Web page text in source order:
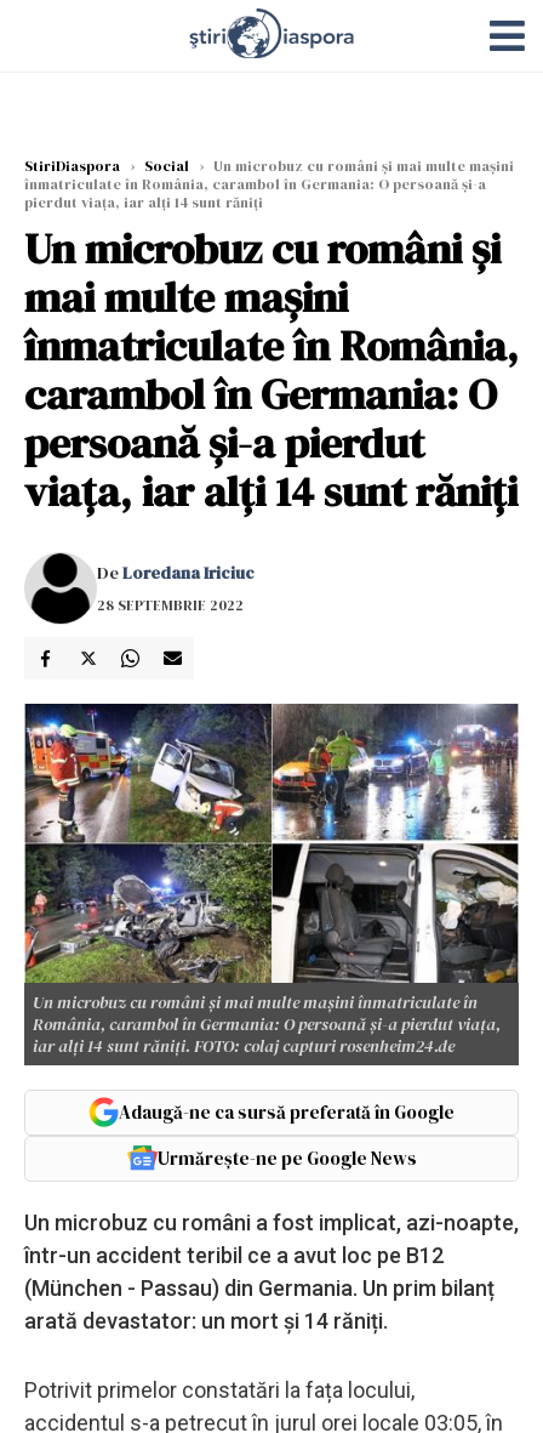
StiriDiaspora › Social › Un microbuz cu români și mai multe mașini
înmatriculate în România, carambol în Germania: O persoană și-a
pierdut viața, iar alți 14 sunt răniți
Un microbuz cu români și
mai multe mașini
înmatriculate în România,
carambol în Germania: O
persoană și-a pierdut
viața, iar alți 14 sunt răniți
DeLoredana Iriciuc
28 SEPTEMBRIE 2022
Un microbuz cu români și mai multe mașini înmatriculate în
România, carambol în Germania: O persoană și-a pierdut viața,
iar alți 14 sunt răniți. FOTO: colaj capturi rosenheim24.de
Adaugă-ne ca sursă preferată în Google
Urmărește-ne pe Google News
Un microbuz cu români a fost implicat, azi-noapte,
într-un accident teribil ce a avut loc pe B12
(München - Passau) din Germania. Un prim bilanț
arată devastator: un mort și 14 răniți.
Potrivit primelor constatări la fața locului,
accidentul s-a petrecut în jurul orei locale 03:05, în